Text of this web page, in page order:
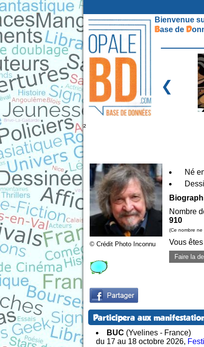
Bienvenue
Base de D
❮
²
© Crédit Photo Inconnu
Né
Nombre
910
(Ce nombre
Vous
Faire la
Participera aux
BUC (Yvelines - France)
du 17 au 18 octobre 2026,